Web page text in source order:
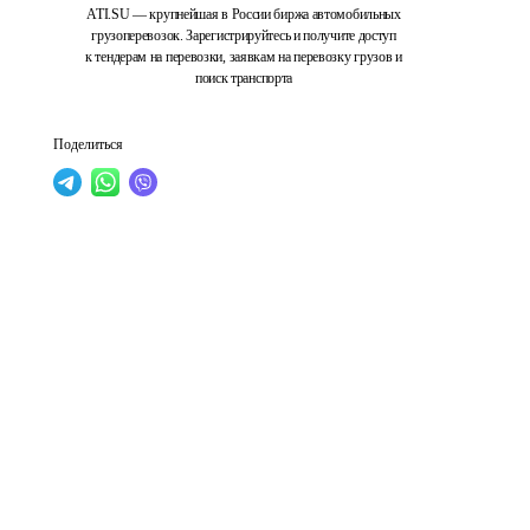
ATI.SU — крупнейшая в России биржа автомобильных
грузоперевозок. Зарегистрируйтесь и получите доступ
к тендерам на перевозки, заявкам на перевозку грузов и
поиск транспорта
Поделиться